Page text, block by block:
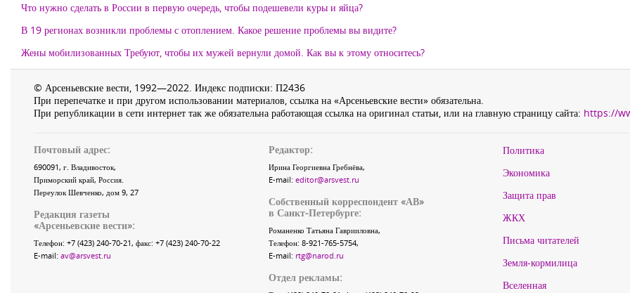
Что нужно сделать в России в первую очередь, чтобы подешевели куры и яйца?
В 19 регионах возникли проблемы с отоплением. Какое решение проблемы вы видите?
Жены мобилизованных Требуют, чтобы их мужей вернули домой. Как вы к этому относитесь?
© Арсеньевские вести, 1992—2022. Индекс подписки: П2436
При перепечатке и при другом использовании материалов, ссылка на «Арсеньевские вести» обязательна.
При републикации в сети интернет так же обязательна работающая ссылка на оригинал статьи, или на главную страницу сайта: https://
Почтовый адрес:
690091, г. Владивосток,
Приморский край, Россия.
Переулок Шевченко, дом 9, 27
Редакция газеты
«Арсеньевские вести»:
Телефон: +7 (423) 240-70-21, факс: +7 (423) 240-70-22
E-mail: av@arsvest.ru
Редактор:
Ирина Георгиевна Гребнёва,
E-mail: editor@arsvest.ru
Собственный корреспондент «АВ»
в Санкт-Петербурге:
Романенко Татьяна Гаврииловна,
Телефон: 8-921-765-5754,
E-mail: rtg@narod.ru
Отдел рекламы:
Политика
Экономика
Защита прав
ЖКХ
Письма читателей
Земля-кормилица
Вселенная